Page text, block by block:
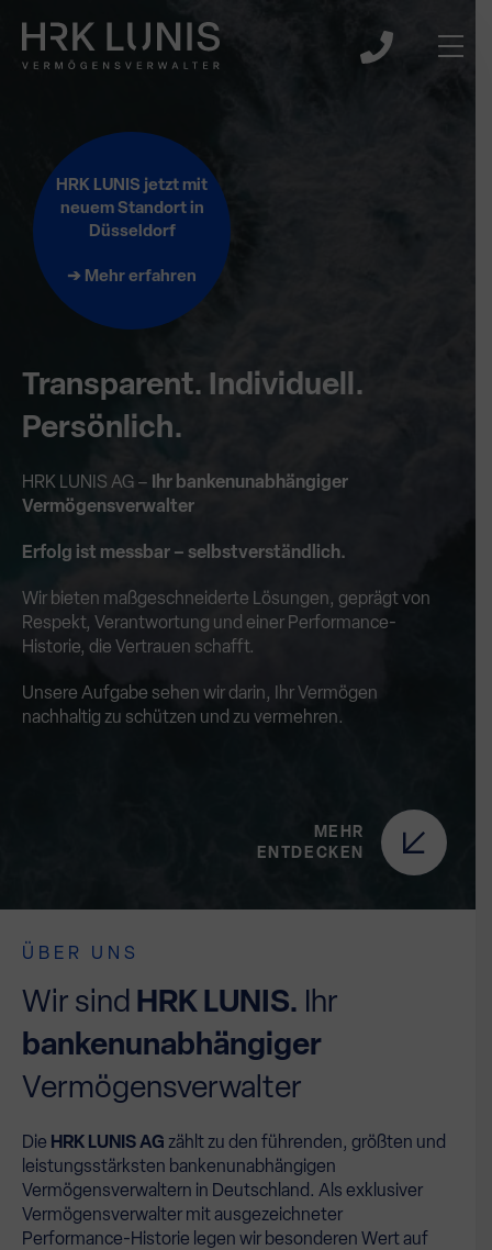
HRK LUNIS jetzt mit
neuem Standort in
Düsseldorf
➔ Mehr erfahren
Transparent. Individuell.
Persönlich.
HRK LUNIS AG – Ihr bankenunabhängiger
Vermögensverwalter
Erfolg ist messbar – selbstverständlich.
Wir bieten maßgeschneiderte Lösungen, geprägt von
Respekt, Verantwortung und einer Performance-
Historie, die Vertrauen schafft.
Unsere Aufgabe sehen wir darin, Ihr Vermögen
nachhaltig zu schützen und zu vermehren.
MEHR
ENTDECKEN
ÜBER UNS
Wir sind HRK LUNIS. Ihr
bankenunabhängiger
Vermögensverwalter
Die HRK LUNIS AG zählt zu den führenden, größten und
leistungsstärksten bankenunabhängigen
Vermögensverwaltern in Deutschland. Als exklusiver
Vermögensverwalter mit ausgezeichneter
Performance-Historie legen wir besonderen Wert auf